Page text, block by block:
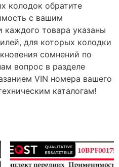
колодок обратите
с вашим
товара указаны
для которых колодки
сомнений по
вопрос в разделе
VIN номера вашего
каталогам!